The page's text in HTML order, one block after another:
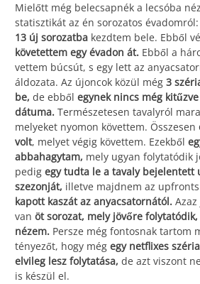
Mielőtt még belecsapnék a lecsóba
statisztikát az én sorozatos évadomról:
13 új sorozatba kezdtem bele. Ebből
követettem egy évadon át. Ebből a
vettem búcsút, s egy lett az
áldozata. Az újoncok közül még 3
be, de ebből egynek nincs még
dátuma. Természetesen tavalyról
melyeket nyomon követtem. Összesen
volt, melyet végig követtem. Ezekből
abbahagytam, mely ugyan folytatódik
pedig egy tudta le a tavaly bejelentett
szezonját, illetve majdnem az
kapott kaszát az anyacsatornától.
van öt sorozat, mely jövőre
nézem. Persze még fontosnak tartom
tényezőt, hogy még egy netflixes
elvileg lesz folytatása, de azt viszont
is készül el.